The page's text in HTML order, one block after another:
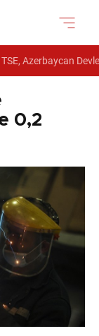
TSE, Azerbaycan
0,2